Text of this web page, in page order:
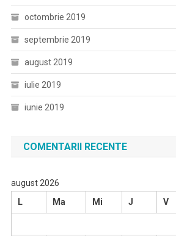
octombrie 2019
septembrie 2019
august 2019
iulie 2019
iunie 2019
COMENTARII RECENTE
august 2026
L
Ma Mi J V